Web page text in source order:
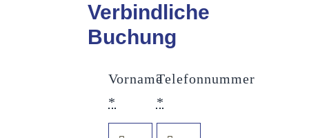
Verbindliche
Buchung
Vorname
*
Telefonnummer
*